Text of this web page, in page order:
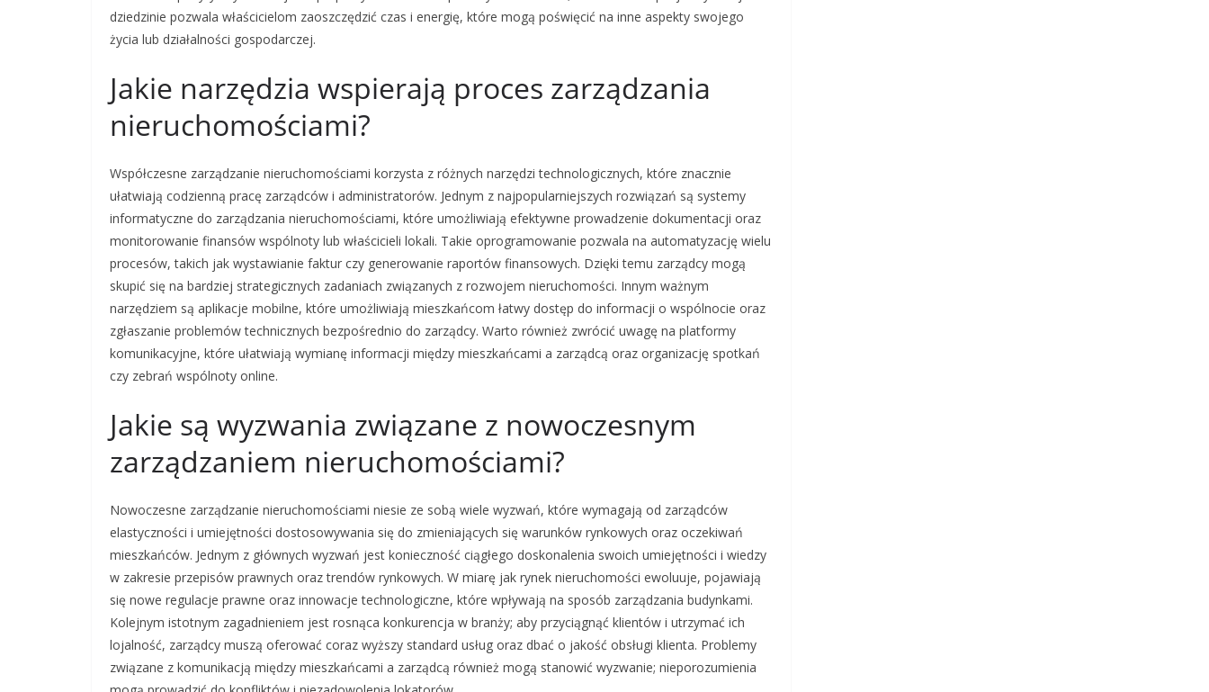
dziedzinie pozwala właścicielom zaoszczędzić czas i energię, które mogą poświęcić na inne aspekty swojego
życia lub działalności gospodarczej.
Jakie narzędzia wspierają proces zarządzania
nieruchomościami?
Współczesne zarządzanie nieruchomościami korzysta z różnych narzędzi technologicznych, które znacznie
ułatwiają codzienną pracę zarządców i administratorów. Jednym z najpopularniejszych rozwiązań są systemy
informatyczne do zarządzania nieruchomościami, które umożliwiają efektywne prowadzenie dokumentacji oraz
monitorowanie finansów wspólnoty lub właścicieli lokali. Takie oprogramowanie pozwala na automatyzację wielu
procesów, takich jak wystawianie faktur czy generowanie raportów finansowych. Dzięki temu zarządcy mogą
skupić się na bardziej strategicznych zadaniach związanych z rozwojem nieruchomości. Innym ważnym
narzędziem są aplikacje mobilne, które umożliwiają mieszkańcom łatwy dostęp do informacji o wspólnocie oraz
zgłaszanie problemów technicznych bezpośrednio do zarządcy. Warto również zwrócić uwagę na platformy
komunikacyjne, które ułatwiają wymianę informacji między mieszkańcami a zarządcą oraz organizację spotkań
czy zebrań wspólnoty online.
Jakie są wyzwania związane z nowoczesnym
zarządzaniem nieruchomościami?
Nowoczesne zarządzanie nieruchomościami niesie ze sobą wiele wyzwań, które wymagają od zarządców
elastyczności i umiejętności dostosowywania się do zmieniających się warunków rynkowych oraz oczekiwań
mieszkańców. Jednym z głównych wyzwań jest konieczność ciągłego doskonalenia swoich umiejętności i wiedzy
w zakresie przepisów prawnych oraz trendów rynkowych. W miarę jak rynek nieruchomości ewoluuje, pojawiają
się nowe regulacje prawne oraz innowacje technologiczne, które wpływają na sposób zarządzania budynkami.
Kolejnym istotnym zagadnieniem jest rosnąca konkurencja w branży; aby przyciągnąć klientów i utrzymać ich
lojalność, zarządcy muszą oferować coraz wyższy standard usług oraz dbać o jakość obsługi klienta. Problemy
związane z komunikacją między mieszkańcami a zarządcą również mogą stanowić wyzwanie; nieporozumienia